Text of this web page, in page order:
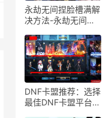
永劫无间捏脸槽满解
决方法-永劫无间捏
DNF卡盟推荐：选择
最佳DNF卡盟平台攻